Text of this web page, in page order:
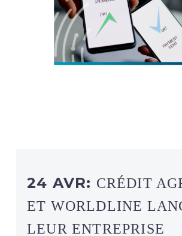
24 AVR: CRÉDIT
ET WORLDLINE
LEUR ENTREPRISE